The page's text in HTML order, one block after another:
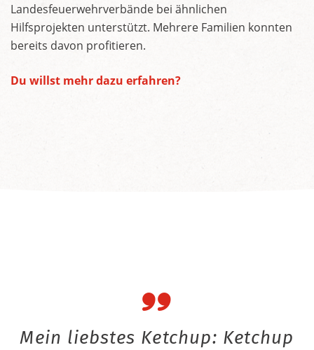
Landesfeuerwehrverbände bei ähnlichen
Hilfsprojekten unterstützt. Mehrere Familien konnten
bereits davon profitieren.
Du willst mehr dazu erfahren?
Mein liebstes Ketchup: Ketchup